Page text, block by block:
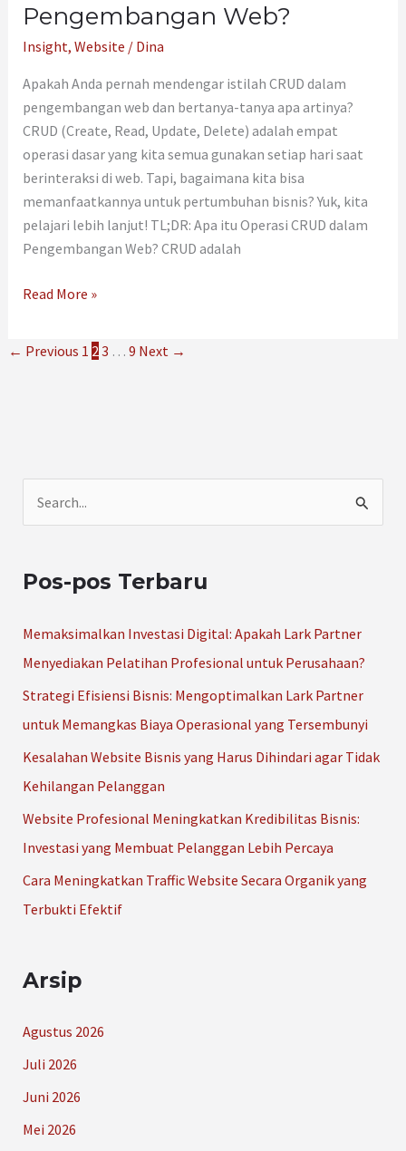
Pengembangan Web?
Insight, Website / Dina
Apakah Anda pernah mendengar istilah CRUD dalam
pengembangan web dan bertanya-tanya apa artinya?
CRUD (Create, Read, Update, Delete) adalah empat
operasi dasar yang kita semua gunakan setiap hari saat
berinteraksi di web. Tapi, bagaimana kita bisa
memanfaatkannya untuk pertumbuhan bisnis? Yuk, kita
pelajari lebih lanjut! TL;DR: Apa itu Operasi CRUD dalam
Pengembangan Web? CRUD adalah
Read More »
← Previous 1 2 3 … 9 Next →
i
:
Pos-pos Terbaru
Memaksimalkan Investasi Digital: Apakah Lark Partner
Menyediakan Pelatihan Profesional untuk Perusahaan?
Strategi Efisiensi Bisnis: Mengoptimalkan Lark Partner
untuk Memangkas Biaya Operasional yang Tersembunyi
Kesalahan Website Bisnis yang Harus Dihindari agar Tidak
Kehilangan Pelanggan
Website Profesional Meningkatkan Kredibilitas Bisnis:
Investasi yang Membuat Pelanggan Lebih Percaya
Cara Meningkatkan Traffic Website Secara Organik yang
Terbukti Efektif
Arsip
Agustus 2026
Juli 2026
Juni 2026
Mei 2026